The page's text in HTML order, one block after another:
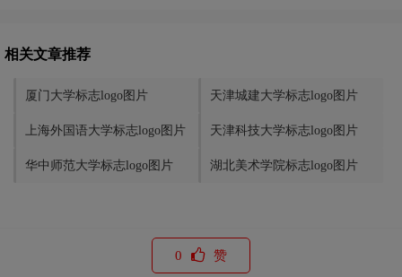
相关文章推荐
厦门大学标志logo图片 天津城建大学标志logo图片
上海外国语大学标志logo图片 天津科技大学标志logo图片
华中师范大学标志logo图片 湖北美术学院标志logo图片
0 赞